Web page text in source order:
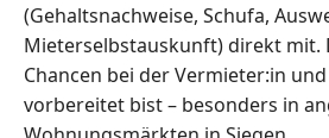
(Gehaltsnachweise, Schufa,
Mieterselbstauskunft) direkt mit.
Chancen bei der Vermieter:in
vorbereitet bist – besonders in